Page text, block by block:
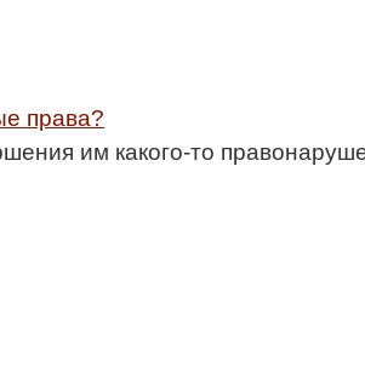
права?
им какого-то